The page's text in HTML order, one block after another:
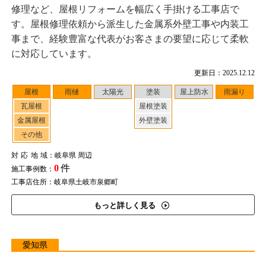
更新日：2025.12.12
屋根
瓦屋根
金属屋根
その他
雨樋 太陽光
塗装
屋根塗装
外壁塗装
屋上防水 雨漏り
対応地域：岐阜県 周辺
施工事例数： 0件
工事店住所：岐阜県土岐市泉郷町
もっと詳しく見る
修理など、屋根リフォームを幅広く手掛ける工事店で
す。屋根修理依頼から派生した金属系外壁工事や内装工
事まで、経験豊富な代表がお客さまの要望に応じて柔軟
に対応しています。
愛知県